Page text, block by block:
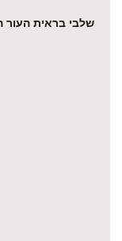
שלבי בראית